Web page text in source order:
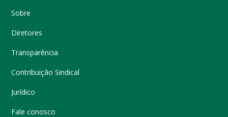
Sobre
Diretores
Transparência
Contribuição Sindical
Jurídico
Fale conosco